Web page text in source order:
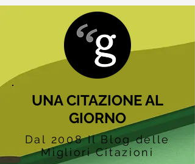
UNA CITAZIONE AL
GIORNO
Dal 2008 Il Blog delle
Migliori Citazioni